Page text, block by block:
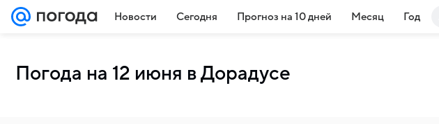
Новости Сегодня Прогноз на 10 дней Месяц Год
Погода на 12 июня в Дорадусе